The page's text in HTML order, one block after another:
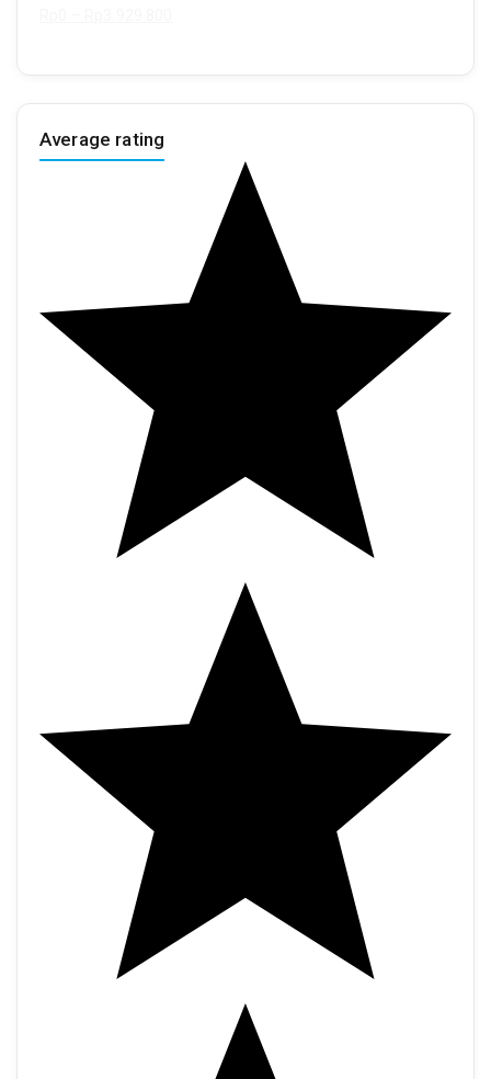
Average rating